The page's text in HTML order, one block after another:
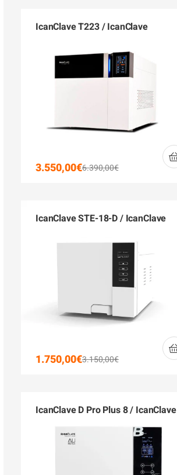
IcanClave T223 / IcanClave
6.390,00€
3.550,00€
IcanClave STE-18-D / IcanClave
3.150,00€
1.750,00€
IcanClave D Pro Plus 8 / IcanClave